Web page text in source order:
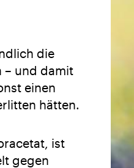
die
– und damit
einen
hätten.
ist
gegen